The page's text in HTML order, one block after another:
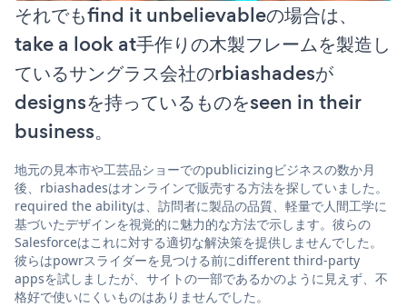
それでもfind it unbelievableの場合は、
take a look at手作りの木製フレームを製造し
ているサングラス会社のrbiashadesが
designsを持っているものをseen in their
business。
地元の見本市や工芸品ショーでのpublicizingビジネスの数か月
後、rbiashadesはオンラインで販売する方法を探していました。
required the abilityは、訪問者に製品の品質、軽量で人間工学に
基づいたデザインを視覚的に魅力的な方法で示します。彼らの
Salesforceはこれに対する適切な解決策を提供しませんでした。
彼らはpowrスライダーを見つける前にdifferent third-party
appsを試しましたが、サイトの一部であるかのように見えず、不
格好で使いにくいものはありませんでした。